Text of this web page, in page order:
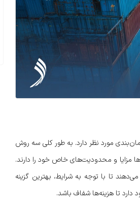
مورد نظر دارد. به طور کلی سه روش
مزایا و محدودیت‌های خاص خود را دارند.
تا با توجه به شرایط، بهترین گزینه
تا هزینه‌ها شفاف باشد.